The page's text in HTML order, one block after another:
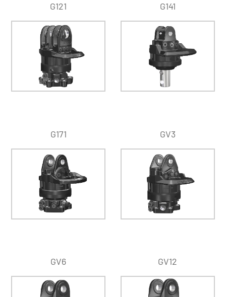
G121 G141
G171 GV3
GV6 GV12